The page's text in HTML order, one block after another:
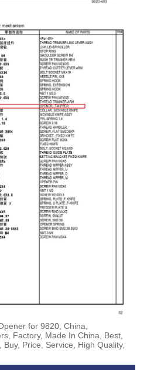
for 9820, China,
Factory, Made In China, Best,
Price, Service, High Quality,